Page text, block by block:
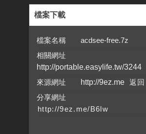
檔案下載
檔案名稱 acdsee-free.7z
相關網址
http://portable.easylife.tw/3244
來源網址
http://9ez.me
分享網址